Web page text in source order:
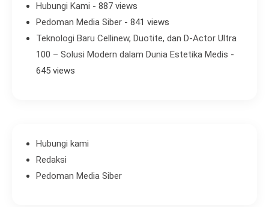
Hubungi Kami - 887 views
Pedoman Media Siber - 841 views
Teknologi Baru Cellinew, Duotite, dan D-Actor Ultra
100 – Solusi Modern dalam Dunia Estetika Medis -
645 views
Hubungi kami
Redaksi
Pedoman Media Siber